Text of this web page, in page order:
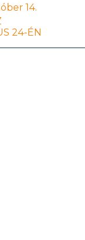
14.
24-ÉN